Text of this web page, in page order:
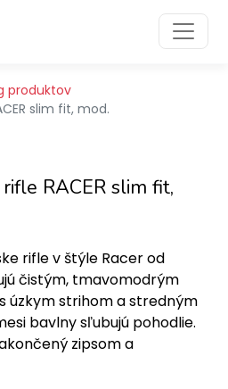
produktov
slim fit, mod.
RACER slim fit,
rifle v štýle Racer od
čistým, tmavomodrým
úzkym strihom a stredným
bavlny sľubujú pohodlie.
zipsom a